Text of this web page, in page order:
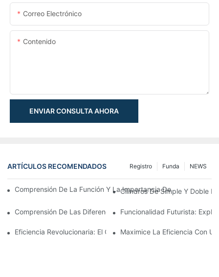
Correo Electrónico
Contenido
ENVIAR CONSULTA AHORA
ARTÍCULOS RECOMENDADOS NEWS
Funda
Registro
Comprensión De La Función Y La Importancia De Los Cilindros
Cilindros De Simple Y Doble
Comprensión De Las Diferencias Entre Cilindros De Simple Y
Funcionalidad Futurista:
Eficiencia Revolucionaria: El Cilindro Telescópico Eléctrico
Maximice La Eficiencia Con